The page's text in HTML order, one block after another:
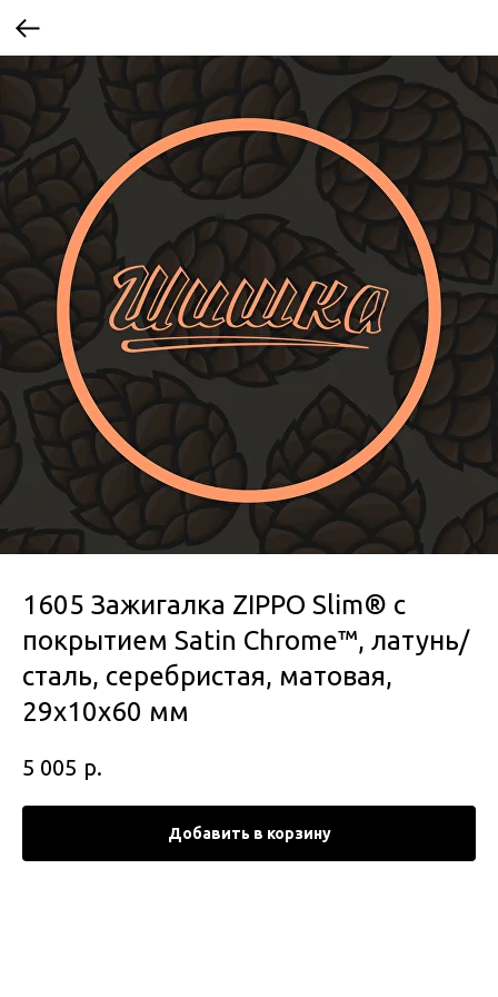
1605 Зажигалка ZIPPO Slim® с
покрытием Satin Chrome™, латунь/
сталь, серебристая, матовая,
29x10x60 мм
5 005 р.
Добавить в корзину